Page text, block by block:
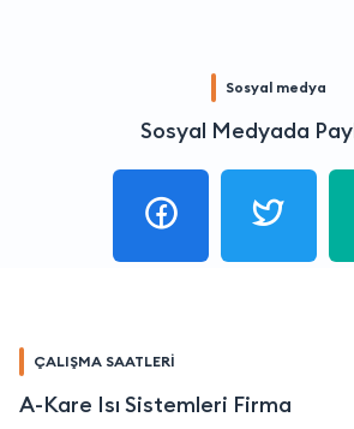
Sosyal medya
Sosyal Medyada
ÇALIŞMA SAATLERİ
A-Kare Isı Sistemleri Firma